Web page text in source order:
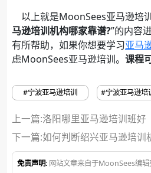
以上就是MoonSees亚马逊培
马逊培训机构哪家靠谱?”的内容
有所帮助，如果你想要学习亚马
虑MoonSees亚马逊培训。 课程
#宁波亚马逊培训 #宁波亚马逊培
上一篇:洛阳哪里亚马逊培训班好
下一篇:如何判断绍兴亚马逊培训
免责声明: 网站文章来自于MoonSees编